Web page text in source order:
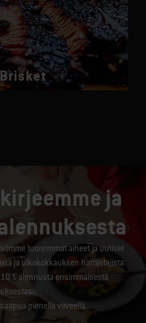
ja
tuoreimmat aiheet ja uutiset
ja ulkokokkauksen harrastajista.
% alennusta ensimmäisestä
pienellä viiveellä.